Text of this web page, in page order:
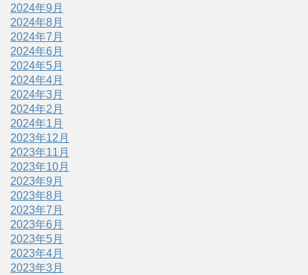
2024年9月
2024年8月
2024年7月
2024年6月
2024年5月
2024年4月
2024年3月
2024年2月
2024年1月
2023年12月
2023年11月
2023年10月
2023年9月
2023年8月
2023年7月
2023年6月
2023年5月
2023年4月
2023年3月